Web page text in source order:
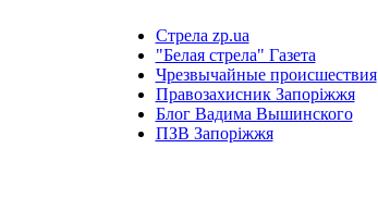
Стрела zp.ua
"Белая стрела" Газета
Чрезвычайные происшествия
Правозахисник Запоріжжя
Блог Вадима Вышинского
ПЗВ Запоріжжя